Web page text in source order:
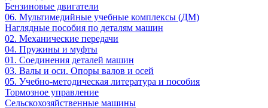
Бензиновые двигатели
06. Мультимедийные учебные комплексы (ДМ)
Наглядные пособия по деталям машин
02. Механические передачи
04. Пружины и муфты
01. Соединения деталей машин
03. Валы и оси. Опоры валов и осей
05. Учебно-методическая литература и пособия
Тормозное управление
Сельскохозяйственные машины